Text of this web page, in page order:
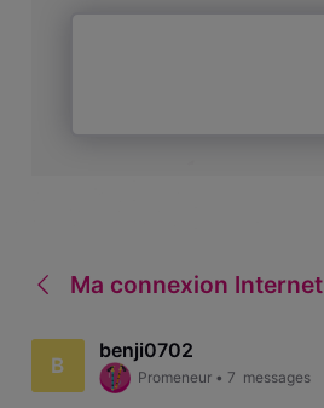
Ma connexion Internet
B
benji0702
Promeneur • 7 messages